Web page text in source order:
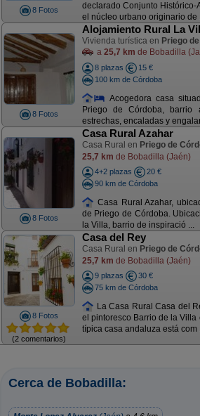
8 Fotos
declarado Conjunto
el núcleo urbano originario de
8 Fotos
Alojamiento Rural La
Vivienda turística en Priego
a 25,7 km de Bobadilla
8 plazas
15 €
100 km de Córdoba
Acogedora casa
Priego de Córdoba, barrio
estrechas, encaladas y
8 Fotos
Casa Rural Azahar
Casa Rural en Priego de
25,7 km de Bobadilla (Jaén)
4+2 plazas
20 €
90 km de Córdoba
Casa Rural Azahar,
de Priego de Córdoba.
la Villa, barrio de inspiració ...
8 Fotos
(2 comentarios)
Casa del Rey
Casa Rural en Priego de
25,7 km de Bobadilla (Jaén)
9 plazas
30 €
75 km de Córdoba
La Casa Rural Casa del
el pintoresco Barrio de la
típica casa andaluza está com
Cerca de Bobadilla: